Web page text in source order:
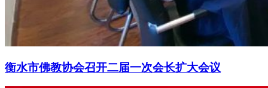
衡水市佛教协会召开二届一次会长扩大会议